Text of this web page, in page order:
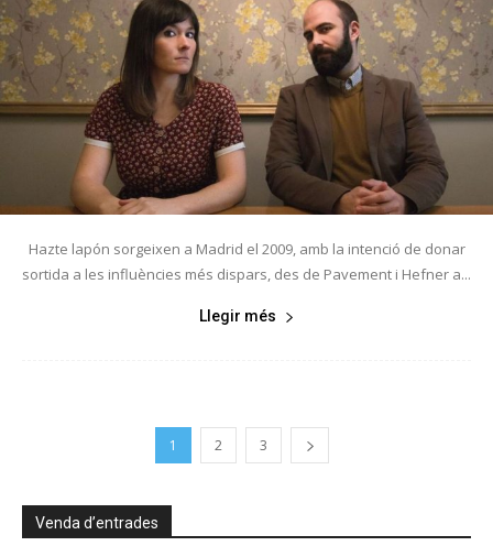
Hazte lapón sorgeixen a Madrid el 2009, amb la intenció de donar
sortida a les influències més dispars, des de Pavement i Hefner a...
Llegir més
1 2 3
Venda d’entrades